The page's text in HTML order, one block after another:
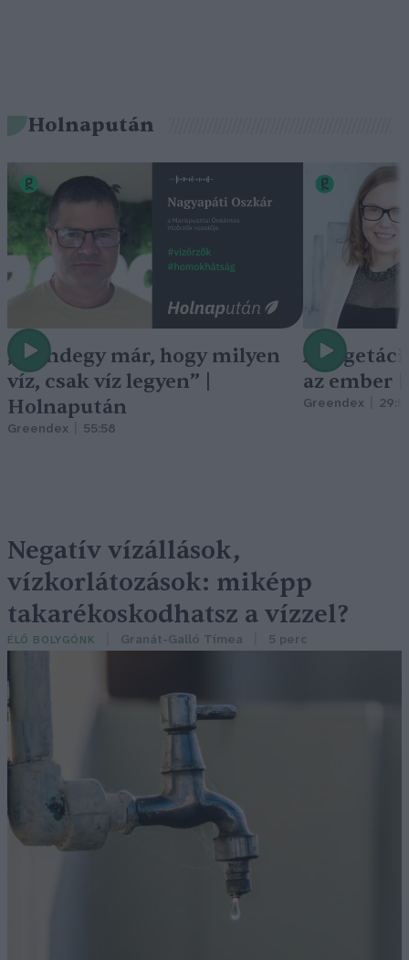
Holnapután
„Mindegy már, hogy milyen
víz, csak víz legyen” |
Holnapután
Greendex 55:58
A
az ember
Greendex
Negatív vízállások,
vízkorlátozások: miképp
takarékoskodhatsz a vízzel?
ÉLŐ BOLYGÓNK Granát-Galló Tímea 5 perc